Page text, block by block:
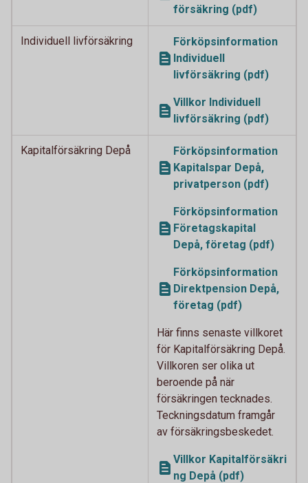
försäkring (pdf)
Individuell livförsäkring
Förköpsinformation
Individuell
livförsäkring (pdf)
Villkor Individuell
livförsäkring (pdf)
Kapitalförsäkring Depå
Förköpsinformation
Kapitalspar Depå,
privatperson (pdf)
Förköpsinformation
Företagskapital
Depå, företag (pdf)
Förköpsinformation
Direktpension Depå,
företag (pdf)
Här finns senaste villkoret
för Kapitalförsäkring Depå.
Villkoren ser olika ut
beroende på när
försäkringen tecknades.
Teckningsdatum framgår
av försäkringsbeskedet.
Villkor Kapitalförsäkri
ng Depå (pdf)